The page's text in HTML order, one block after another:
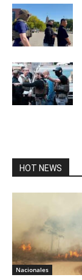
HOT NEWS
Nacionales